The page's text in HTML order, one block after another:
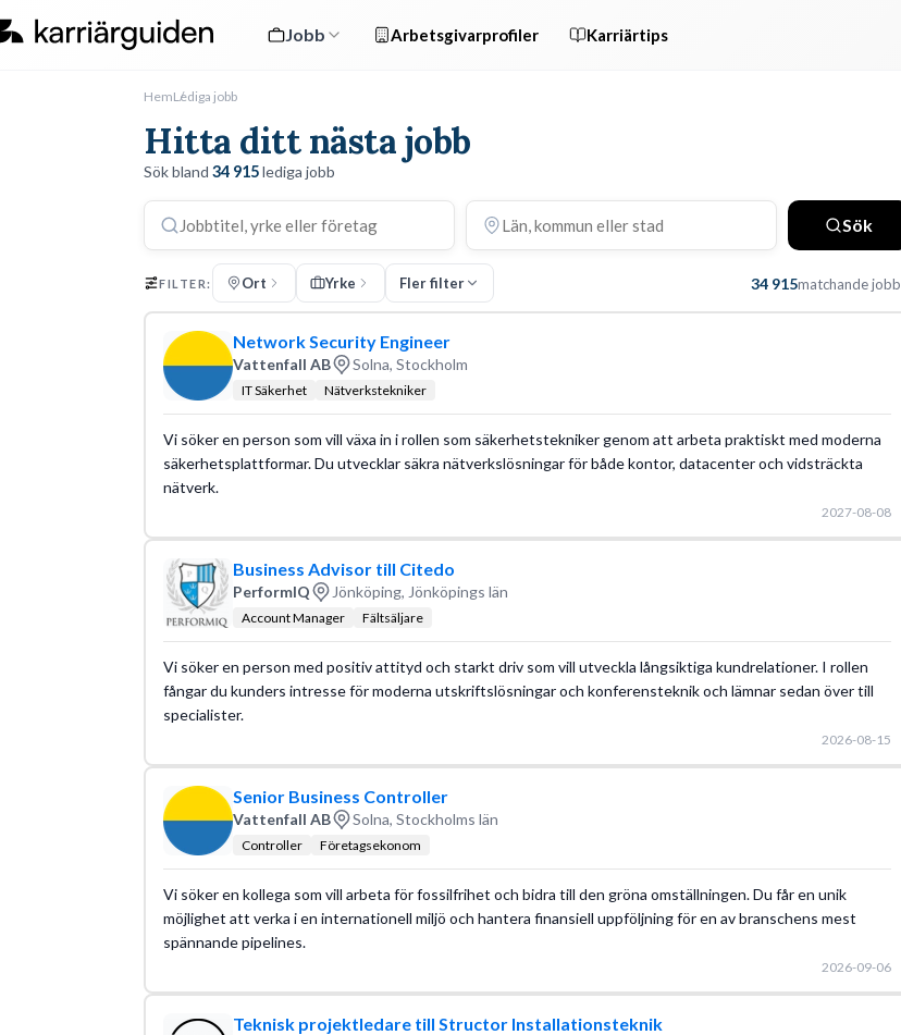
Jobb Arbetsgivarprofiler Karriärtips
HemLediga jobb
Hitta ditt nästa jobb
Sök bland 34 915lediga jobb
Sök
FILTER: Ort Yrke Fler filter 34 915matchande jobb
Network Security Engineer
Vattenfall AB Solna, Stockholm
IT Säkerhet Nätverkstekniker
Vi söker en person som vill växa in i rollen som säkerhetstekniker genom att arbeta praktiskt med moderna
säkerhetsplattformar. Du utvecklar säkra nätverkslösningar för både kontor, datacenter och vidsträckta
nätverk.
2027-08-08
Business Advisor till Citedo
PerformIQ Jönköping, Jönköpings län
Account Manager Fältsäljare
Vi söker en person med positiv attityd och starkt driv som vill utveckla långsiktiga kundrelationer. I rollen
fångar du kunders intresse för moderna utskriftslösningar och konferensteknik och lämnar sedan över till
specialister.
2026-08-15
Senior Business Controller
Vattenfall AB Solna, Stockholms län
Controller Företagsekonom
Vi söker en kollega som vill arbeta för fossilfrihet och bidra till den gröna omställningen. Du får en unik
möjlighet att verka i en internationell miljö och hantera finansiell uppföljning för en av branschens mest
spännande pipelines.
2026-09-06
Teknisk projektledare till Structor Installationsteknik